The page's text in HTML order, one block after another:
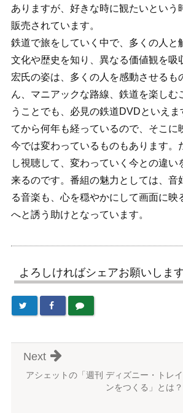
ありますが、好きな時に観たいという
販売されています。
鉄道で旅をしていく中で、多くの人と
文化や歴史を知り、異なる価値観を吸
宏氏の姿は、多くの人を感動させるも
ん、マニアックな路線、鉄道を楽しむ
うことでも、必見の鉄道DVDといえま
てから何年も経っているので、そこに
今では変わっているものもあります。
し視聴して、変わっていく今との違い
来るのです。番組の魅力としては、音
る音楽も、心を穏やかにして画面に映
へと誘う助けとなっています。
よろしければシェアお願いしま
アシェットの「週刊 ディズニー・トレイ
ンをつくる」とは？
Next